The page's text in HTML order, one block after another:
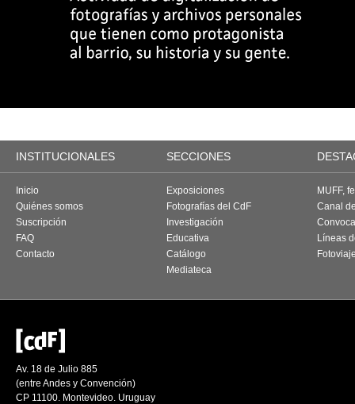
INSTITUCIONALES SECCIONES
Inicio
Quiénes somos
Suscripción
FAQ
Contacto
Exposiciones
Fotografías del CdF
Investigación
Educativa
Catálogo
Mediateca
MUFF,
Canal
Líneas
Av. 18 de Julio 885
(entre Andes y Convención)
CP 11100. Montevideo. Uruguay